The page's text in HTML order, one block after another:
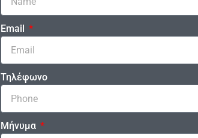
Email
Τηλέφωνο
Μήνυμα